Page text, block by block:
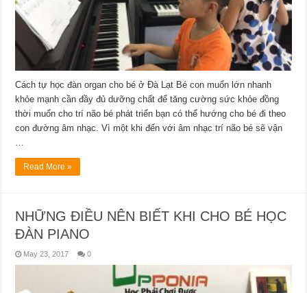
Cách tự học đàn organ cho bé ở Đà Lạt Bé con muốn lớn nhanh
khỏe mạnh cần đầy đủ dưỡng chất để tăng cường sức khỏe đồng
thời muốn cho trí não bé phát triển bạn có thể hướng cho bé đi theo
con đường âm nhạc. Vì một khi đến với âm nhạc trí não bé sẽ vận
Read More »
NHỮNG ĐIỀU NÊN BIẾT KHI CHO BÉ HỌC
ĐÀN PIANO
May 23, 2017 0